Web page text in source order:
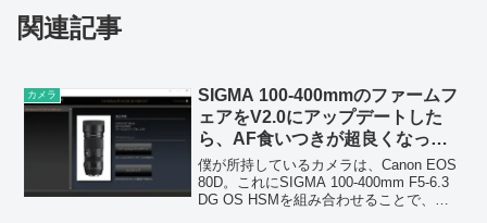
関連記事
カメラ
SIGMA 100-400mmのファームフ
ェアをV2.0にアップデートした
ら、AF食いつきが超良くなった
話
僕が所持しているカメラは、Canon EOS
80D。これにSIGMA 100-400mm F5-6.3
DG OS HSMを組み合わせることで、仕